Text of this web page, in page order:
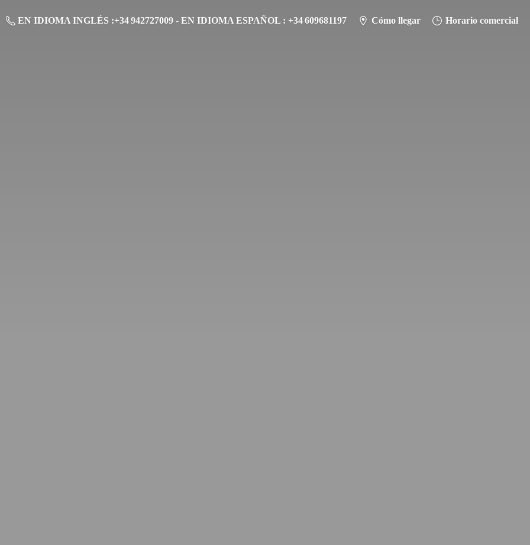
EN IDIOMA INGLÉS :+34 942727009 - EN IDIOMA ESPAÑOL : +34 609681197 Cómo llegar Horario comercial